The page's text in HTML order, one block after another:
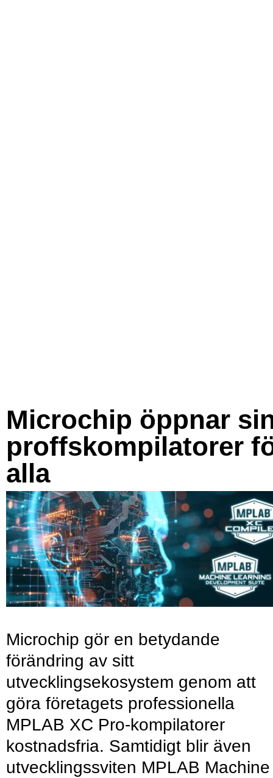
Microchip öppnar
proffskompilatorer
alla
Microchip gör en betydande
förändring av sitt
utvecklingsekosystem genom att
göra företagets professionella
MPLAB XC Pro-kompilatorer
kostnadsfria. Samtidigt blir även
utvecklingssviten MPLAB Machine